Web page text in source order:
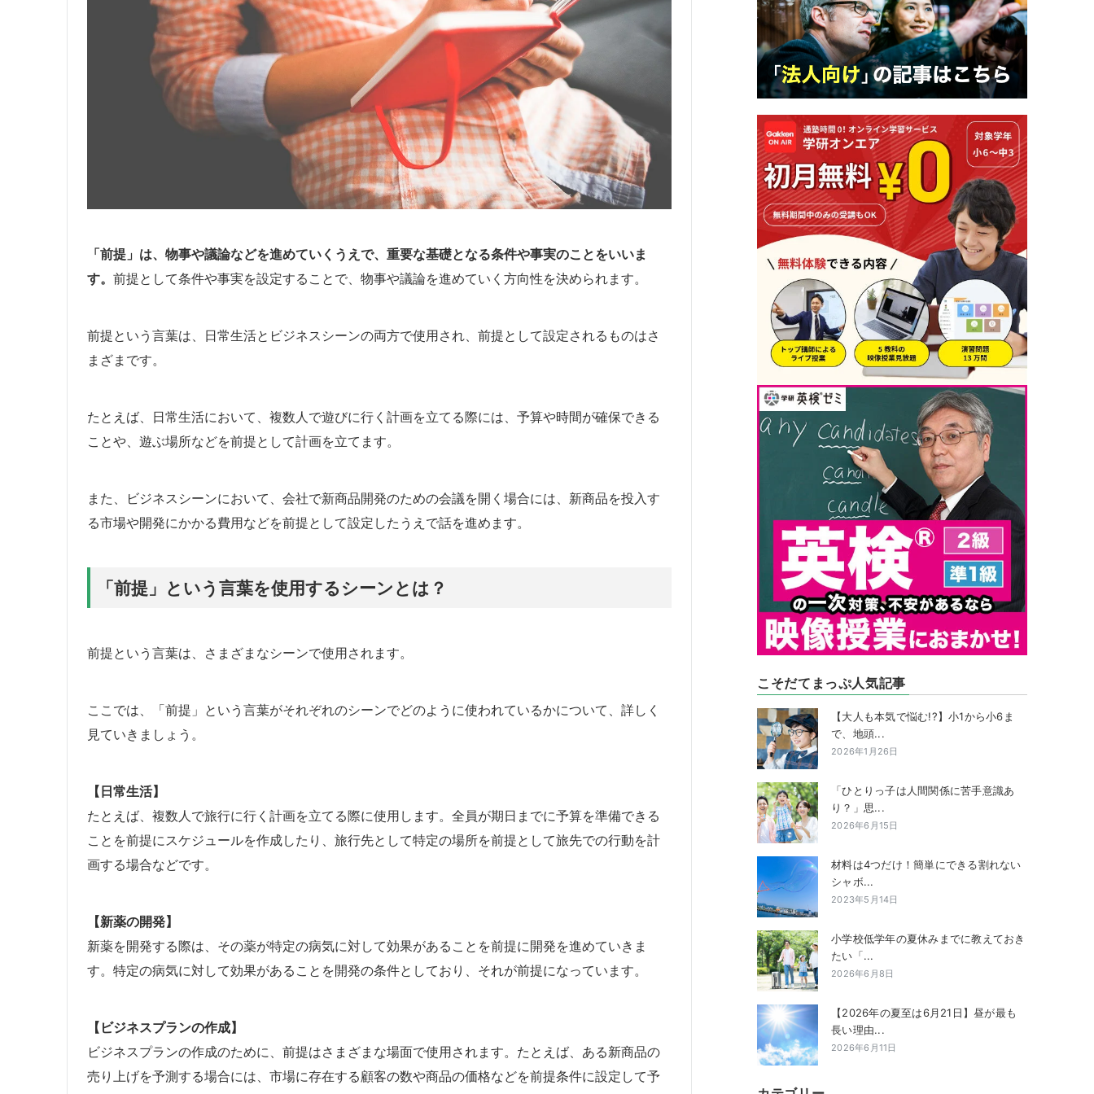
「前提」は、物事や議論などを進めていくうえで、重要な基礎となる条件や事実のことをいいま
す。 前提として条件や事実を設定することで、物事や議論を進めていく方向性を決められます。
前提という言葉は、日常生活とビジネスシーンの両方で使用され、前提として設定されるものはさ
まざまです。
たとえば、日常生活において、複数人で遊びに行く計画を立てる際には、予算や時間が確保できる
ことや、遊ぶ場所などを前提として計画を立てます。
また、ビジネスシーンにおいて、会社で新商品開発のための会議を開く場合には、新商品を投入す
る市場や開発にかかる費用などを前提として設定したうえで話を進めます。
「前提」という言葉を使用するシーンとは？
前提という言葉は、さまざまなシーンで使用されます。
ここでは、「前提」という言葉がそれぞれのシーンでどのように使われているかについて、詳しく
見ていきましょう。
【日常生活】
たとえば、複数人で旅行に行く計画を立てる際に使用します。全員が期日までに予算を準備できる
ことを前提にスケジュールを作成したり、旅行先として特定の場所を前提として旅先での行動を計
画する場合などです。
【新薬の開発】
新薬を開発する際は、その薬が特定の病気に対して効果があることを前提に開発を進めていきま
す。特定の病気に対して効果があることを開発の条件としており、それが前提になっています。
【ビジネスプランの作成】
ビジネスプランの作成のために、前提はさまざまな場面で使用されます。たとえば、ある新商品の
売り上げを予測する場合には、市場に存在する顧客の数や商品の価格などを前提条件に設定して予
こそだてまっぷ人気記事
【大人も本気で悩む!?】小1から小6ま
で、地頭...
2026年1月26日
「ひとりっ子は人間関係に苦手意識あ
り？」思...
2026年6月15日
材料は4つだけ！簡単にできる割れない
シャボ...
2023年5月14日
小学校低学年の夏休みまでに教えておき
たい「...
2026年6月8日
【2026年の夏至は6月21日】昼が最も
長い理由...
2026年6月11日